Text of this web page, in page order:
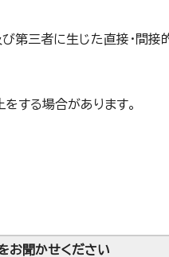
第三者に生じた直接・間接
する場合があります。
お聞かせください